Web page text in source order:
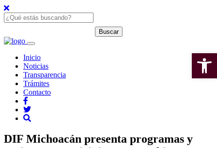
Inicio
Noticias
Transparencia
Trámites
Contacto
DIF Michoacán presenta programas y